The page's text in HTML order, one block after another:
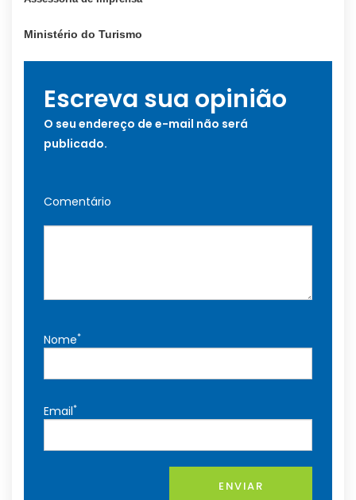
Ministério do Turismo
Escreva sua opinião
O seu endereço de e-mail não será
publicado.
Comentário
Nome*
Email*
ENVIAR